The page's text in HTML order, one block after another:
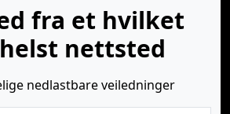
fra et hvilket
nettsted
nedlastbare veiledninger